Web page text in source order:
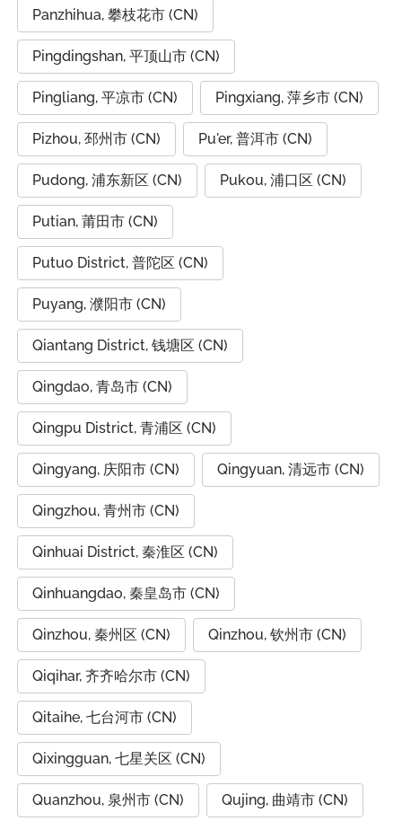
Panzhihua, 攀枝花市 (CN)
Pingdingshan, 平顶山市 (CN)
Pingliang, 平凉市 (CN) Pingxiang, 萍乡市 (CN)
Pizhou, 邳州市 (CN) Pu'er, 普洱市 (CN)
Pudong, 浦东新区 (CN) Pukou, 浦口区 (CN)
Putian, 莆田市 (CN)
Putuo District, 普陀区 (CN)
Puyang, 濮阳市 (CN)
Qiantang District, 钱塘区 (CN)
Qingdao, 青岛市 (CN)
Qingpu District, 青浦区 (CN)
Qingyang, 庆阳市 (CN) Qingyuan, 清远市 (CN)
Qingzhou, 青州市 (CN)
Qinhuai District, 秦淮区 (CN)
Qinhuangdao, 秦皇岛市 (CN)
Qinzhou, 秦州区 (CN) Qinzhou, 钦州市 (CN)
Qiqihar, 齐齐哈尔市 (CN)
Qitaihe, 七台河市 (CN)
Qixingguan, 七星关区 (CN)
Quanzhou, 泉州市 (CN) Qujing, 曲靖市 (CN)